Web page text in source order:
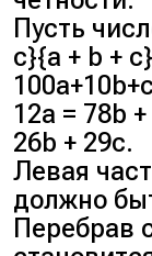
Пусть
c}{a + b +
12a = 78b
26b + 29c.
Левая
должно
Перебрав